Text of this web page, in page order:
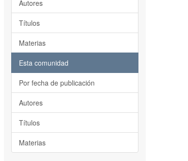
Autores
Títulos
Materias
Esta comunidad
Por fecha de publicación
Autores
Títulos
Materias